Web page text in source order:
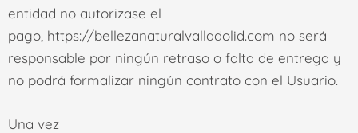
entidad no autorizase el
pago, https://bellezanaturalvalladolid.com no será
responsable por ningún retraso o falta de entrega y
no podrá formalizar ningún contrato con el Usuario.
Una vez